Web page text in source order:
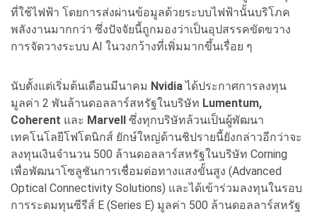
ที่ใช้ไฟฟ้า โดยการส่งผ่านข้อมูลด้วยระบบไฟฟ้านั้นบริโภค
พลังงานมากกว่า ซึ่งปัจจัยนี้ถูกมองว่าเป็นอุปสรรคขัดขวาง
การจัดวางระบบ AI ในวงกว้างที่เพิ่มมากขึ้นเรื่อย ๆ
นับตั้งแต่เริ่มต้นเดือนมีนาคม Nvidiaได้ประกาศการลงทุน
มูลค่า 2 พันล้านดอลลาร์สหรัฐในบริษัท Lumentum,
Coherent และ Marvell ซึ่งทุกบริษัทล้วนเป็นผู้พัฒนา
เทคโนโลยีโฟโตนิกส์ ยักษ์ใหญ่ด้านชิปรายนี้ยังกล่าวอีกว่าจะ
ลงทุนเงินจำนวน 500 ล้านดอลลาร์สหรัฐในบริษัท Corning
เพื่อพัฒนาโซลูชันการเชื่อมต่อทางแสงขั้นสูง (Advanced
Optical Connectivity Solutions) และได้เข้าร่วมลงทุนในรอบ
การระดมทุนซีรีส์ E (Series E) มูลค่า 500 ล้านดอลลาร์สหรัฐ